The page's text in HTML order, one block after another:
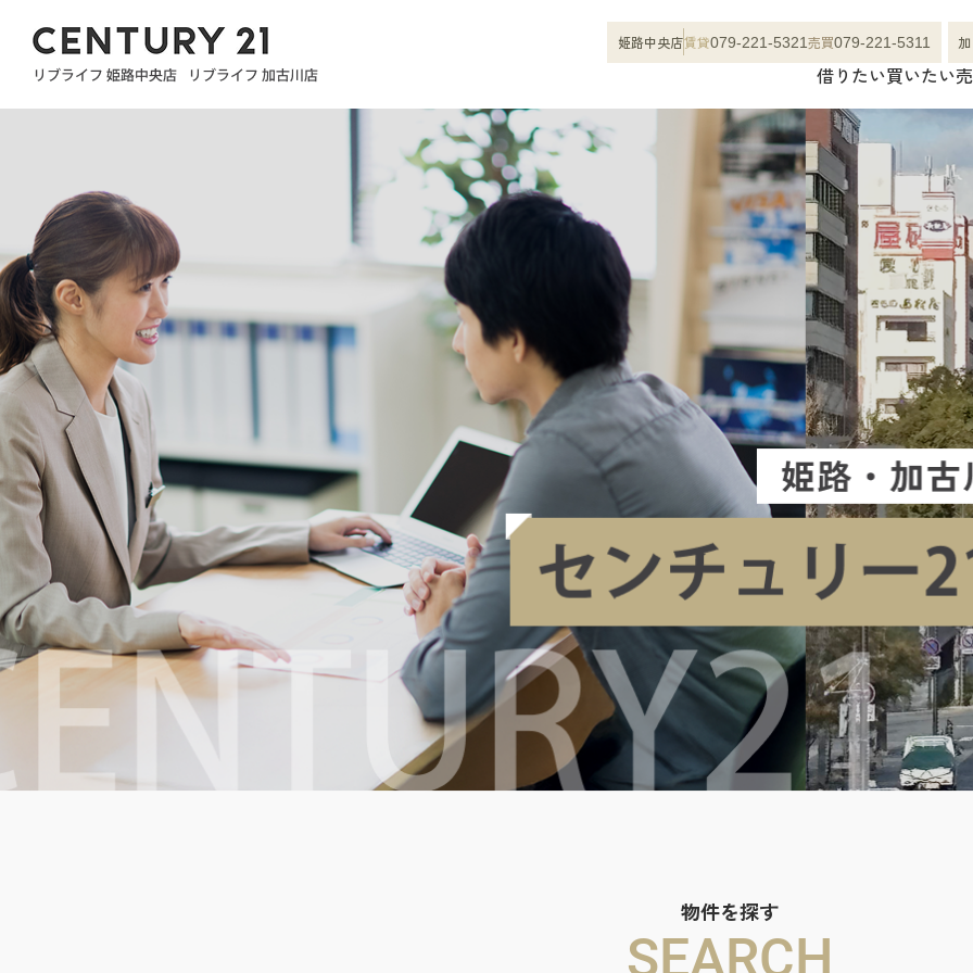
姫路中央店賃貸079-221-5321売買079-221-5311
借りたい買いたい
物件を探す
SEARCH